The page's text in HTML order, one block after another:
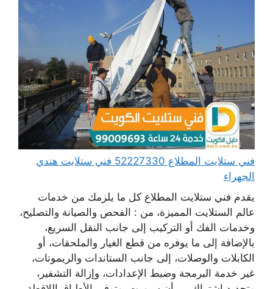
فني ستلايت المطلاع 52227330 فني ستلايت هندي
الجهراء
يقدم فني ستلايت المطلاع كل ما يلزمك من خدمات
عالم الستلايت المميزة، من : الفحص والصيانة والتصليح،
وخدمات الفك أو التركيب إلى جانب النقل السريع،
بالإضافة إلى ما يوفره من قطع الغيار والملحقات، أو
الكابلات والوصلات، إلى جانب الستاندات والريموتات،
غير خدمة البرمجة وضبط الإعدادات، وإزالة التشفير،